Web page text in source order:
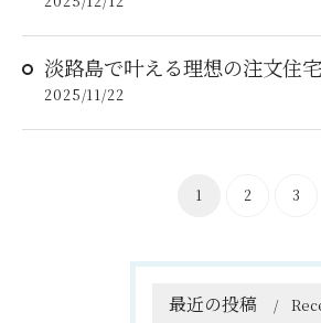
淡路島で叶える理想の注文住
2025/11/22
1 2 3
最近の投稿